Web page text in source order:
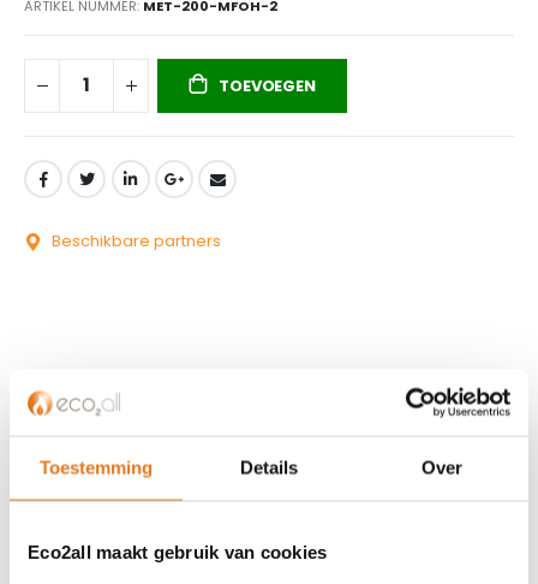
Toestemming Details Over
Eco2all maakt gebruik van cookies
ARTIKEL NUMMER MET-200-MFOH-2
TOEVOEGEN
Beschikbare partners
KLANTENSERVICE
Partner worden?
Privacybeleid